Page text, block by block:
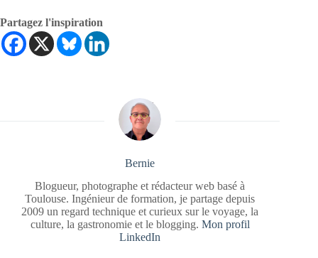
Partagez l'inspiration
Bernie
Blogueur, photographe et rédacteur web basé à
Toulouse. Ingénieur de formation, je partage depuis
2009 un regard technique et curieux sur le voyage, la
culture, la gastronomie et le blogging. Mon profil
LinkedIn